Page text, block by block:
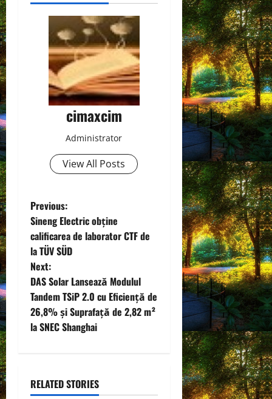
cimaxcim
Administrator
View All Posts
P
o
s
t
n
a
i
Previous:
Sineng Electric obține
calificarea de laborator CTF de
la TÜV SÜD
Next:
DAS Solar Lansează Modulul
Tandem TSiP 2.0 cu Eficiență de
26,8% și Suprafață de 2,82 m²
la SNEC Shanghai
RELATED STORIES